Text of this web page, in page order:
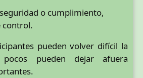
o cumplimiento,
control.
pueden volver difícil la
pueden dejar afuera